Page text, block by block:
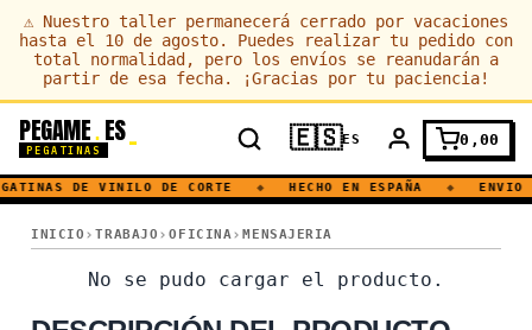
⚠ Nuestro taller permanecerá cerrado por vacaciones
hasta el 10 de agosto. Puedes realizar tu pedido con
total normalidad, pero los envíos se reanudarán a
partir de esa fecha. ¡Gracias por tu paciencia!
PEGAME. ES
PEGATINAS 🇪🇸ES 0,00
DE VINILO DE CORTE ◆ HECHO EN ESPAÑA ◆ ENVIO
INICIO TRABAJO OFICINA MENSAJERIA
BUZON · MENSAJERIA · POSTAL · CORREOS · SIMBOLOS Y
BUZON · MENSAJERIA ·
No se pudo cargar el producto.